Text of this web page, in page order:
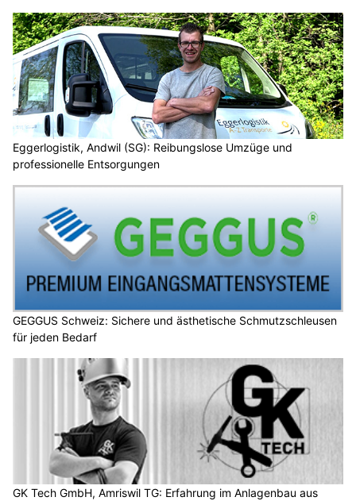
Eggerlogistik, Andwil (SG): Reibungslose Umzüge und
professionelle Entsorgungen
GEGGUS Schweiz: Sichere und ästhetische Schmutzschleusen
für jeden Bedarf
GK Tech GmbH, Amriswil TG: Erfahrung im Anlagenbau aus